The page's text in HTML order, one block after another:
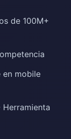
de 100M+
en mobile